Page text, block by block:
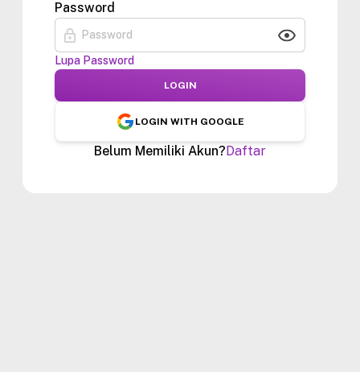
Password
Lupa Password
LOGIN
LOGIN WITH GOOGLE
Belum Memiliki Akun?Daftar